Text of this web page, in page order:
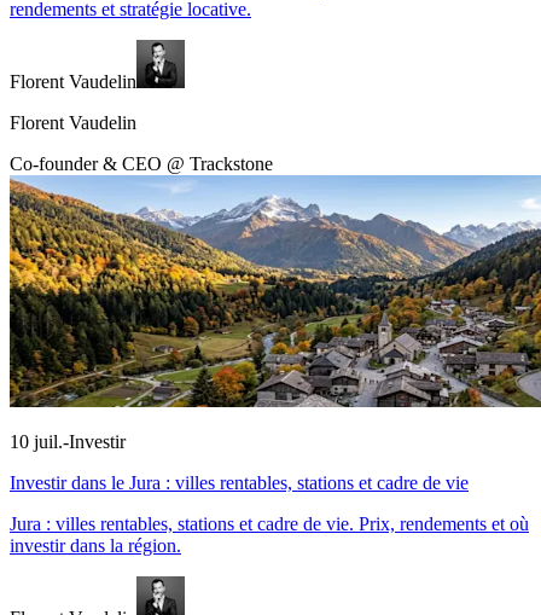
rendements et stratégie locative.
Florent Vaudelin
Florent Vaudelin
Co-founder & CEO @ Trackstone
10 juil.-Investir
Investir dans le Jura : villes rentables, stations et cadre de vie
Jura : villes rentables, stations et cadre de vie. Prix, rendements et où
investir dans la région.